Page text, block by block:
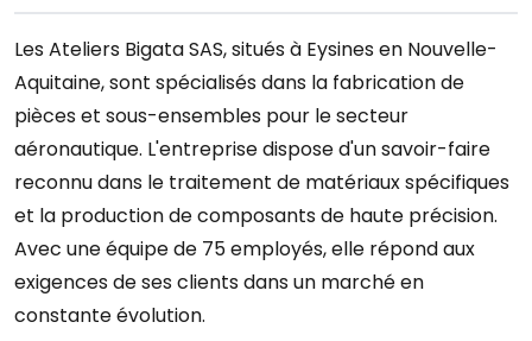
Les Ateliers Bigata SAS, situés à Eysines en Nouvelle-
Aquitaine, sont spécialisés dans la fabrication de
pièces et sous-ensembles pour le secteur
aéronautique. L'entreprise dispose d'un savoir-faire
reconnu dans le traitement de matériaux spécifiques
et la production de composants de haute précision.
Avec une équipe de 75 employés, elle répond aux
exigences de ses clients dans un marché en
constante évolution.